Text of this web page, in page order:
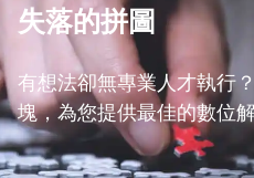
失落的拼圖
有想法卻無專業人才執行
塊，為您提供最佳的數位解